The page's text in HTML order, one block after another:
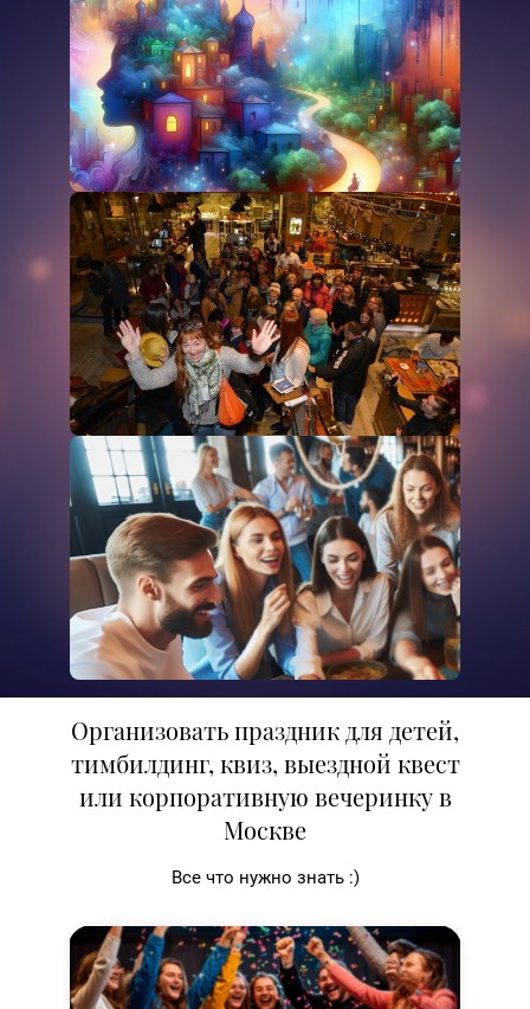
Организовать праздник для детей,
тимбилдинг, квиз, выездной квест
или корпоративную вечеринку в
Москве
Все что нужно знать :)